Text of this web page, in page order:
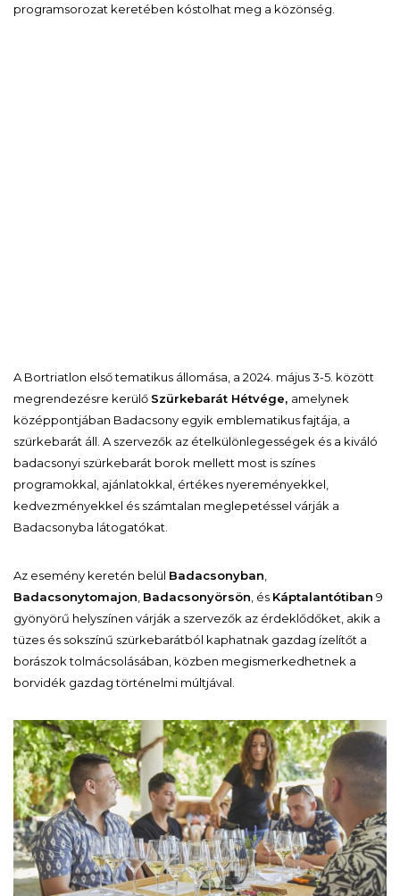
programsorozat keretében kóstolhat meg a közönség.
A Bortriatlon első tematikus állomása, a 2024. május 3-5. között
megrendezésre kerülő Szürkebarát Hétvége, amelynek
középpontjában Badacsony egyik emblematikus fajtája, a
szürkebarát áll. A szervezők az ételkülönlegességek és a kiváló
badacsonyi szürkebarát borok mellett most is színes
programokkal, ajánlatokkal, értékes nyereményekkel,
kedvezményekkel és számtalan meglepetéssel várják a
Badacsonyba látogatókat.
Az esemény keretén belül Badacsonyban
Badacsonytomajon Badacsonyörsön , és Káptalantótiban 9
gyönyörű helyszínen várják a szervezők az érdeklődőket, akik a
tüzes és sokszínű szürkebarátból kaphatnak gazdag ízelítőt a
borászok tolmácsolásában, közben megismerkedhetnek a
borvidék gazdag történelmi múltjával.